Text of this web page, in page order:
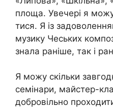
площа. Увечері я
тися. Я із
музику Чеських
знала раніше, так і
Я можу скільки
семінари, майстер-
добровільно